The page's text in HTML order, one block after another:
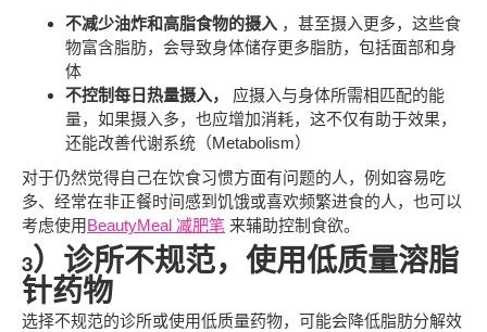
不减少油炸和高脂食物的摄入 ，甚至摄入更多，这些食
物富含脂肪，会导致身体储存更多脂肪，包括面部和身
体
不控制每日热量摄入，
应摄入与身体所需相匹配的能
量，如果摄入多，也应增加消耗，这不仅有助于效果，
还能改善代谢系统（Metabolism）
对于仍然觉得自己在饮食习惯方面有问题的人，例如容易吃
多、经常在非正餐时间感到饥饿或喜欢频繁进食的人，也可以
考虑使用BeautyMeal 减肥笔 来辅助控制食欲。
3）诊所不规范，使用低质量溶脂
针药物
选择不规范的诊所或使用低质量药物，可能会降低脂肪分解效